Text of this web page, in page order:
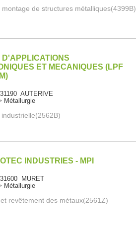
montage de structures métalliques(4399B)
D'APPLICATIONS
ET MECANIQUES (LPF
AUTERIVE
Métallurgie
INDUSTRIES - MPI
MURET
Métallurgie
revêtement des métaux(2561Z)